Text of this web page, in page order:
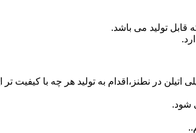
نوع از مخازن پلی اتیلن در نطنز،اقدام به تولید هر چه با
شود.